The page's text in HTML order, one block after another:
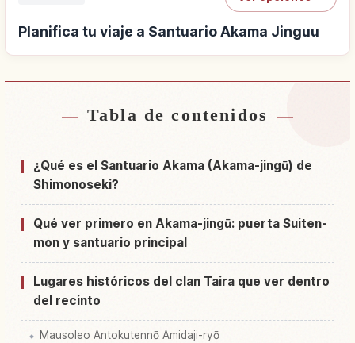
Planifica tu viaje a Santuario Akama Jinguu
Buscar alojamiento cerca de Santuario Akama
Buscar experiencias en Santuario Akama
Tabla de contenidos
¿Qué es el Santuario Akama (Akama-jingū) de
Shimonoseki?
Qué ver primero en Akama-jingū: puerta Suiten-
mon y santuario principal
Lugares históricos del clan Taira que ver dentro
del recinto
Mausoleo Antokutennō Amidaji-ryō